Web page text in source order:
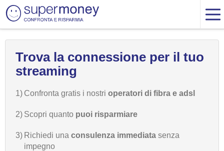
Trova la connessione per il tuo
streaming
1) Confronta gratis i nostri operatori di fibra e adsl
2) Scopri quanto puoi risparmiare
3) Richiedi una consulenza immediata senza
impegno